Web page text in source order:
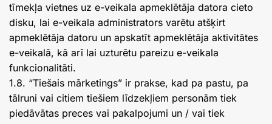
tīmekļa vietnes uz e-veikala apmeklētāja datora cieto
disku, lai e-veikala administrators varētu atšķirt
apmeklētāja datoru un apskatīt apmeklētāja aktivitātes
e-veikalā, kā arī lai uzturētu pareizu e-veikala
funkcionalitāti.
1.8. “Tiešais mārketings” ir prakse, kad pa pastu, pa
tālruni vai citiem tiešiem līdzekļiem personām tiek
piedāvātas preces vai pakalpojumi un / vai tiek